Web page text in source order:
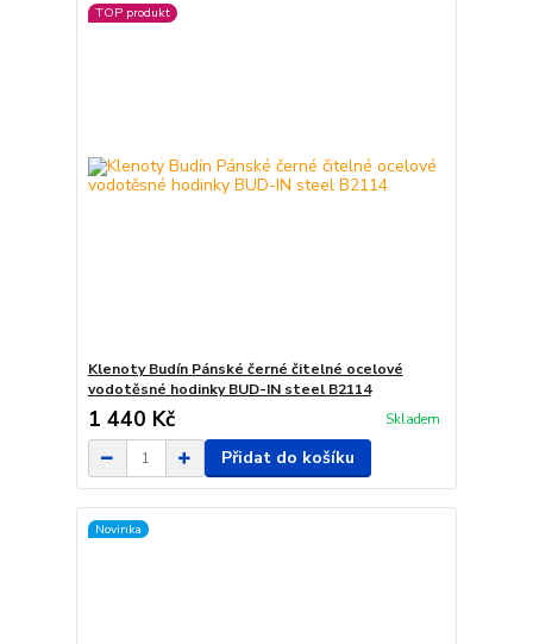
TOP produkt
Klenoty Budín Pánské černé čitelné ocelové
vodotěsné hodinky BUD-IN steel B2114
1 440 Kč Skladem
Přidat do košíku
Novinka